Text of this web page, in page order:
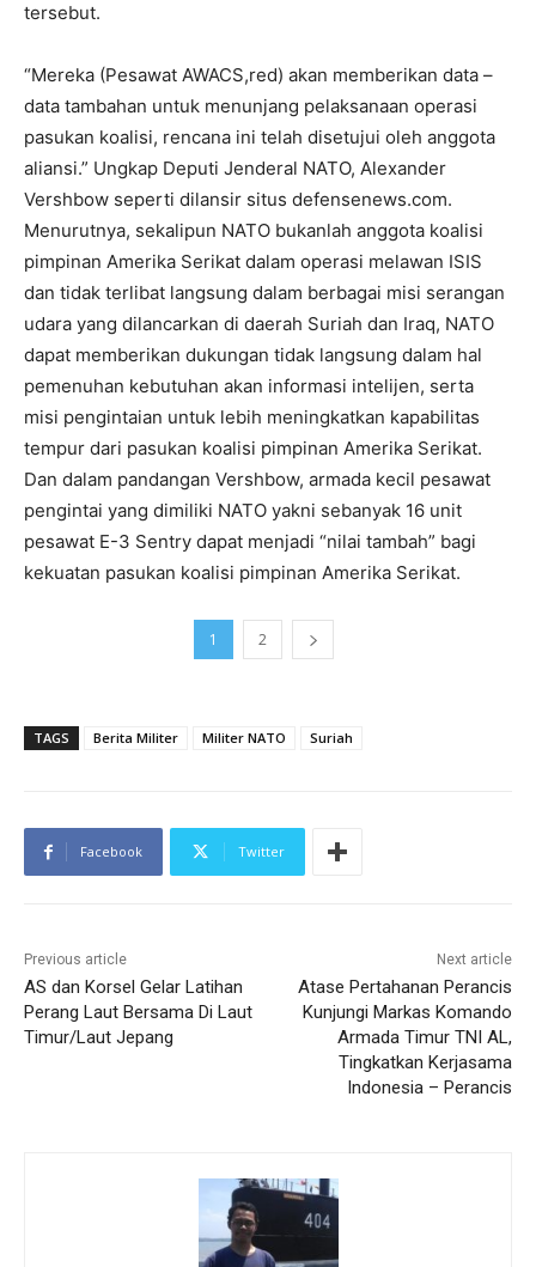
tersebut.
“Mereka (Pesawat AWACS,red) akan memberikan data –
data tambahan untuk menunjang pelaksanaan operasi
pasukan koalisi, rencana ini telah disetujui oleh anggota
aliansi.” Ungkap Deputi Jenderal NATO, Alexander
Vershbow seperti dilansir situs defensenews.com.
Menurutnya, sekalipun NATO bukanlah anggota koalisi
pimpinan Amerika Serikat dalam operasi melawan ISIS
dan tidak terlibat langsung dalam berbagai misi serangan
udara yang dilancarkan di daerah Suriah dan Iraq, NATO
dapat memberikan dukungan tidak langsung dalam hal
pemenuhan kebutuhan akan informasi intelijen, serta
misi pengintaian untuk lebih meningkatkan kapabilitas
tempur dari pasukan koalisi pimpinan Amerika Serikat.
Dan dalam pandangan Vershbow, armada kecil pesawat
pengintai yang dimiliki NATO yakni sebanyak 16 unit
pesawat E-3 Sentry dapat menjadi “nilai tambah” bagi
kekuatan pasukan koalisi pimpinan Amerika Serikat.
1 2
TAGS Berita Militer Militer NATO Suriah
Facebook Twitter
Previous article
AS dan Korsel Gelar Latihan
Perang Laut Bersama Di Laut
Timur/Laut Jepang
Next article
Atase Pertahanan Perancis
Kunjungi Markas Komando
Armada Timur TNI AL,
Tingkatkan Kerjasama
Indonesia – Perancis